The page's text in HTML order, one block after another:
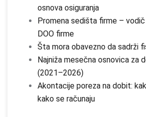
osnova osiguranja
Promena sedišta firme –
DOO firme
Šta mora obavezno da sadrži
Najniža mesečna osnovica za
(2021–2026)
Akontacije poreza na dobit:
kako se računaju